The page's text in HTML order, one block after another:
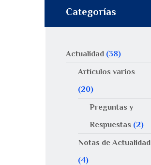
Categorías
Actualidad (38)
Artículos varios
(20)
Preguntas y
Respuestas (2)
Notas de Actualidad
(4)